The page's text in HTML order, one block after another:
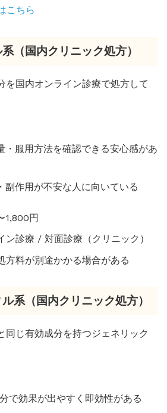
こちら
（国内クリニック処方）
を国内オンライン診療で処方して
・服用方法を確認できる安心感があ
副作用が不安な人に向いている
1,800円
ン診療 / 対面診療（クリニック）
方料が別途かかる場合がある
系（国内クリニック処方）
同じ有効成分を持つジェネリック
で効果が出やすく即効性がある